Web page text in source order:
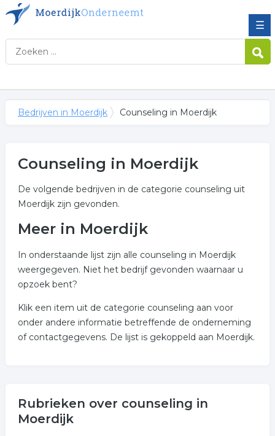
☰
Bedrijven in Moerdijk Counseling in Moerdijk
Counseling in Moerdijk
De volgende bedrijven in de categorie counseling uit
Moerdijk zijn gevonden.
Meer in Moerdijk
In onderstaande lijst zijn alle counseling in Moerdijk
weergegeven. Niet het bedrijf gevonden waarnaar u
opzoek bent?
Klik een item uit de categorie counseling aan voor
onder andere informatie betreffende de onderneming
of contactgegevens. De lijst is gekoppeld aan Moerdijk.
Rubrieken over counseling in
Moerdijk